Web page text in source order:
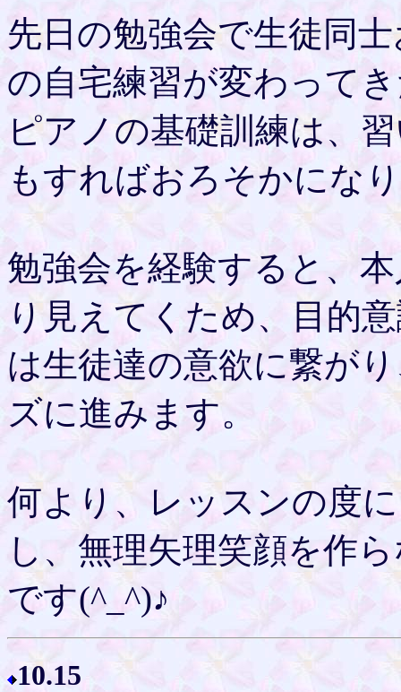
先日の勉強会で生徒同
の自宅練習が変わって
ピアノの基礎訓練は、
もすればおろそかにな
勉強会を経験すると、
り見えてくため、目的
は生徒達の意欲に繋が
ズに進みます。
何より、レッスンの度
し、無理矢理笑顔を作
です(^_^)♪
10.15